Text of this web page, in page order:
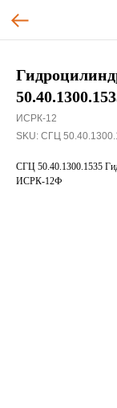
ИСРК-12
SKU: СГЦ
СГЦ 50.40.1300.1535
ИСРК-12Ф